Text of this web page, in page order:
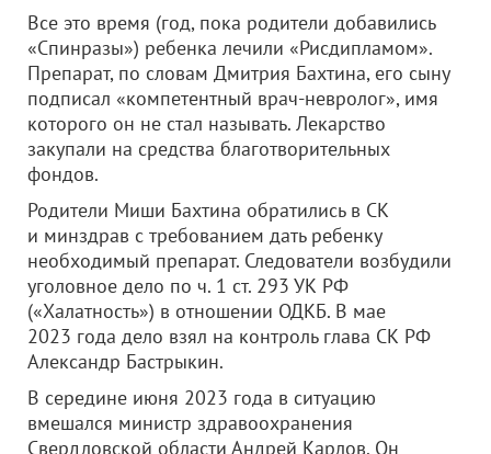
Все это время (год, пока родители добавились
«Спинразы») ребенка лечили «Рисдипламом».
Препарат, по словам Дмитрия Бахтина, его сыну
подписал «компетентный врач-невролог», имя
которого он не стал называть. Лекарство
закупали на средства благотворительных
фондов.
Родители Миши Бахтина обратились в СК
и минздрав с требованием дать ребенку
необходимый препарат. Следователи возбудили
уголовное дело по ч. 1 ст. 293 УК РФ
(«Халатность») в отношении ОДКБ. В мае
2023 года дело взял на контроль глава СК РФ
Александр Бастрыкин.
В середине июня 2023 года в ситуацию
вмешался министр здравоохранения
Свердловской области Андрей Карлов. Он